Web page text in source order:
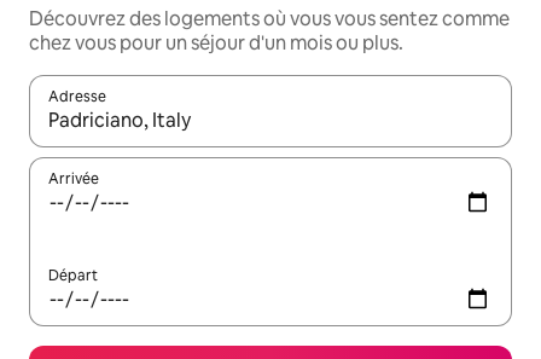
Découvrez des logements où vous vous sentez comme
chez vous pour un séjour d'un mois ou plus.
Adresse
Lorsque les résultats s'affichent, utilisez les flèches vers le
Arrivée
Départ